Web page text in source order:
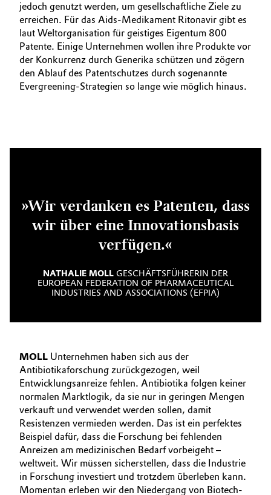
jedoch genutzt werden, um gesellschaftliche Ziele zu
erreichen. Für das Aids-Medikament Ritonavir gibt es
laut Weltorganisation für geistiges Eigentum 800
Patente. Einige Unternehmen wollen ihre Produkte vor
der Konkurrenz durch Generika schützen und zögern
den Ablauf des Patentschutzes durch sogenannte
Evergreening-Strategien so lange wie möglich hinaus.
»Wir verdanken es Patenten, dass
wir über eine Innovationsbasis
verfügen.«
NATHALIE MOLL GESCHÄFTSFÜHRERIN DER
EUROPEAN FEDERATION OF PHARMACEUTICAL
INDUSTRIES AND ASSOCIATIONS (EFPIA)
MOLL Unternehmen haben sich aus der
Antibiotikaforschung zurückgezogen, weil
Entwicklungsanreize fehlen. Antibiotika folgen keiner
normalen Marktlogik, da sie nur in geringen Mengen
verkauft und verwendet werden sollen, damit
Resistenzen vermieden werden. Das ist ein perfektes
Beispiel dafür, dass die Forschung bei fehlenden
Anreizen am medizinischen Bedarf vorbeigeht –
weltweit. Wir müssen sicherstellen, dass die Industrie
in Forschung investiert und trotzdem überleben kann.
Momentan erleben wir den Niedergang von Biotech-